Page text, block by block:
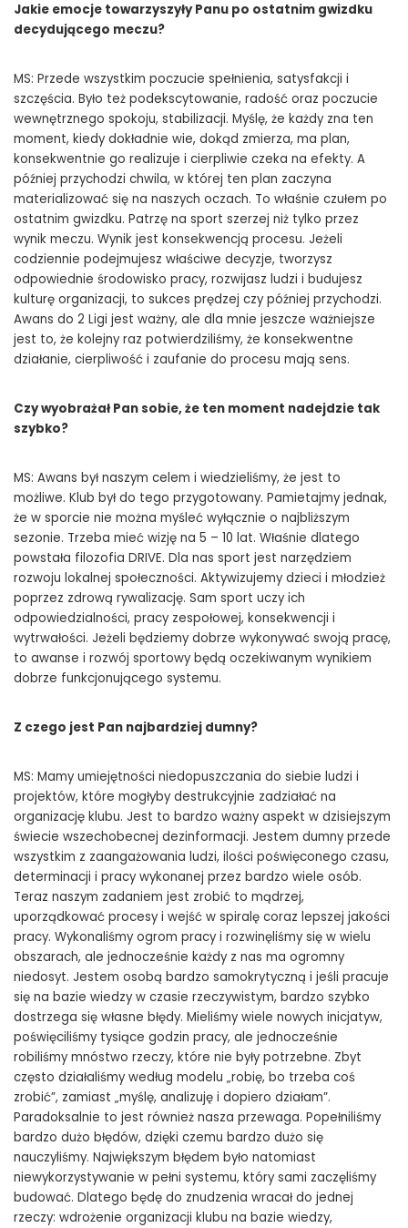
Jakie emocje towarzyszyły Panu po ostatnim gwizdku
decydującego meczu?
MS: Przede wszystkim poczucie spełnienia, satysfakcji i
szczęścia. Było też podekscytowanie, radość oraz poczucie
wewnętrznego spokoju, stabilizacji. Myślę, że każdy zna ten
moment, kiedy dokładnie wie, dokąd zmierza, ma plan,
konsekwentnie go realizuje i cierpliwie czeka na efekty. A
później przychodzi chwila, w której ten plan zaczyna
materializować się na naszych oczach. To właśnie czułem po
ostatnim gwizdku. Patrzę na sport szerzej niż tylko przez
wynik meczu. Wynik jest konsekwencją procesu. Jeżeli
codziennie podejmujesz właściwe decyzje, tworzysz
odpowiednie środowisko pracy, rozwijasz ludzi i budujesz
kulturę organizacji, to sukces prędzej czy później przychodzi.
Awans do 2 Ligi jest ważny, ale dla mnie jeszcze ważniejsze
jest to, że kolejny raz potwierdziliśmy, że konsekwentne
działanie, cierpliwość i zaufanie do procesu mają sens.
Czy wyobrażał Pan sobie, że ten moment nadejdzie tak
szybko?
MS: Awans był naszym celem i wiedzieliśmy, że jest to
możliwe. Klub był do tego przygotowany. Pamietajmy jednak,
że w sporcie nie można myśleć wyłącznie o najbliższym
sezonie. Trzeba mieć wizję na 5 – 10 lat. Właśnie dlatego
powstała filozofia DRIVE. Dla nas sport jest narzędziem
rozwoju lokalnej społeczności. Aktywizujemy dzieci i młodzież
poprzez zdrową rywalizację. Sam sport uczy ich
odpowiedzialności, pracy zespołowej, konsekwencji i
wytrwałości. Jeżeli będziemy dobrze wykonywać swoją pracę,
to awanse i rozwój sportowy będą oczekiwanym wynikiem
dobrze funkcjonującego systemu.
Z czego jest Pan najbardziej dumny?
MS: Mamy umiejętności niedopuszczania do siebie ludzi i
projektów, które mogłyby destrukcyjnie zadziałać na
organizację klubu. Jest to bardzo ważny aspekt w dzisiejszym
świecie wszechobecnej dezinformacji. Jestem dumny przede
wszystkim z zaangażowania ludzi, ilości poświęconego czasu,
determinacji i pracy wykonanej przez bardzo wiele osób.
Teraz naszym zadaniem jest zrobić to mądrzej,
uporządkować procesy i wejść w spiralę coraz lepszej jakości
pracy. Wykonaliśmy ogrom pracy i rozwinęliśmy się w wielu
obszarach, ale jednocześnie każdy z nas ma ogromny
niedosyt. Jestem osobą bardzo samokrytyczną i jeśli pracuje
się na bazie wiedzy w czasie rzeczywistym, bardzo szybko
dostrzega się własne błędy. Mieliśmy wiele nowych inicjatyw,
poświęciliśmy tysiące godzin pracy, ale jednocześnie
robiliśmy mnóstwo rzeczy, które nie były potrzebne. Zbyt
często działaliśmy według modelu „robię, bo trzeba coś
zrobić”, zamiast „myślę, analizuję i dopiero działam”.
Paradoksalnie to jest również nasza przewaga. Popełniliśmy
bardzo dużo błędów, dzięki czemu bardzo dużo się
nauczyliśmy. Największym błędem było natomiast
niewykorzystywanie w pełni systemu, który sami zaczęliśmy
budować. Dlatego będę do znudzenia wracał do jednej
rzeczy: wdrożenie organizacji klubu na bazie wiedzy,